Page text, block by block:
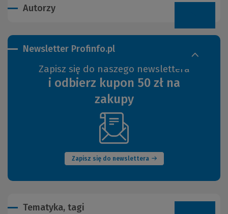
Autorzy
Newsletter Profinfo.pl
Zapisz się do naszego newslettera
i odbierz kupon 50 zł na
zakupy
Zapisz się do newslettera
(Nowe
okno)
Tematyka, tagi